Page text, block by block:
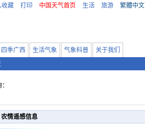
收藏 打印 中国天气首页 生活 旅游 繁體中文
四季广西 生活气象 气象科普
关于我们
农情遥感信息